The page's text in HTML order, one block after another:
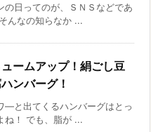
の日ってのが、ＳＮＳなどであ
んなの知らなか ...
ームアップ！絹ごし豆
ンバーグ！
―と出てくるハンバーグはとっ
ね！ でも、脂が ...